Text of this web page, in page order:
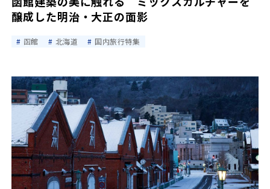
醸成した明治・大正の面影
函館 北海道 国内旅行特集